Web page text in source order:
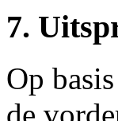
7.
Op